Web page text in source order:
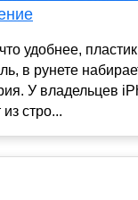
удобнее,
в рунете
У владельцев
стро...